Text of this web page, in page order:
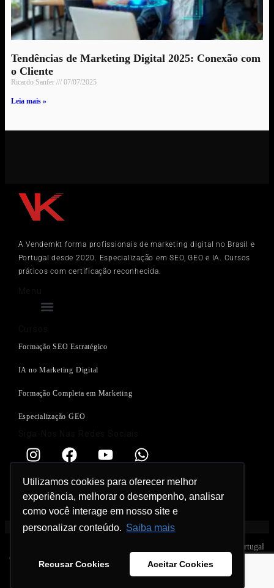
Utilizamos cookies para oferecer melhor
experiência, melhorar o desempenho, analisar
como você interage em nosso site e
personalizar conteúdo. Saiba mais
Recusar Cookies Aceitar Cookies
Tendências de Marketing Digital 2025: Conexão com
o Cliente
Ricardo Sanfer 07/07/2025
Leia mais »
A Vendemkt forma profissionais de marketing digital no Brasil e
Portugal desde 2020. Especialização em SEO, GEO e IA. Cursos
práticos com certificação reconhecida.
Formação SEO Estratégico
IA no Marketing Digital
Formação Completa em Marketing
Especialização GEO
Suporte: atendimento@vendemkt
Políticas e Privacidade
Desenvolvido para profissionais de marketing digital no Brasil e Portugal
© 2026 Vendemkt. Todos os direitos reservados. CNPJ: 60.161.169/0001-